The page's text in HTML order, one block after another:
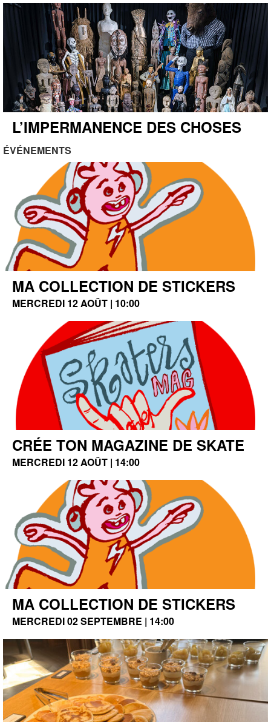
L’IMPERMANENCE DES CHOSES
ÉVÉNEMENTS
MA COLLECTION DE STICKERS
MERCREDI 12 AOÛT | 10:00
CRÉE TON MAGAZINE DE SKATE
MERCREDI 12 AOÛT | 14:00
MA COLLECTION DE STICKERS
MERCREDI 02 SEPTEMBRE | 14:00